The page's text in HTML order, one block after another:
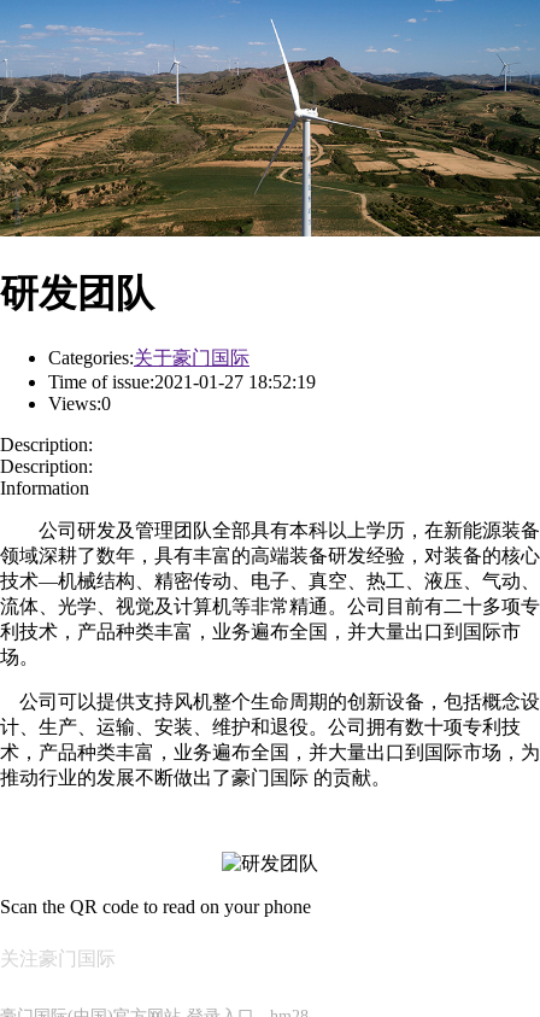
研发团队
Categories:关于豪门国际
Time of issue:2021-01-27 18:52:19
Views:0
Description:
Description:
Information
公司研发及管理团队全部具有本科以上学历，在新能源装备
领域深耕了数年，具有丰富的高端装备研发经验，对装备的核心
技术—机械结构、精密传动、电子、真空、热工、液压、气动、
流体、光学、视觉及计算机等非常精通。公司目前有二十多项专
利技术，产品种类丰富，业务遍布全国，并大量出口到国际市
场。
公司可以提供支持风机整个生命周期的创新设备，包括概念设
计、生产、运输、安装、维护和退役。公司拥有数十项专利技
术，产品种类丰富，业务遍布全国，并大量出口到国际市场，为
推动行业的发展不断做出了豪门国际 的贡献。
Scan the QR code to read on your phone
关注豪门国际